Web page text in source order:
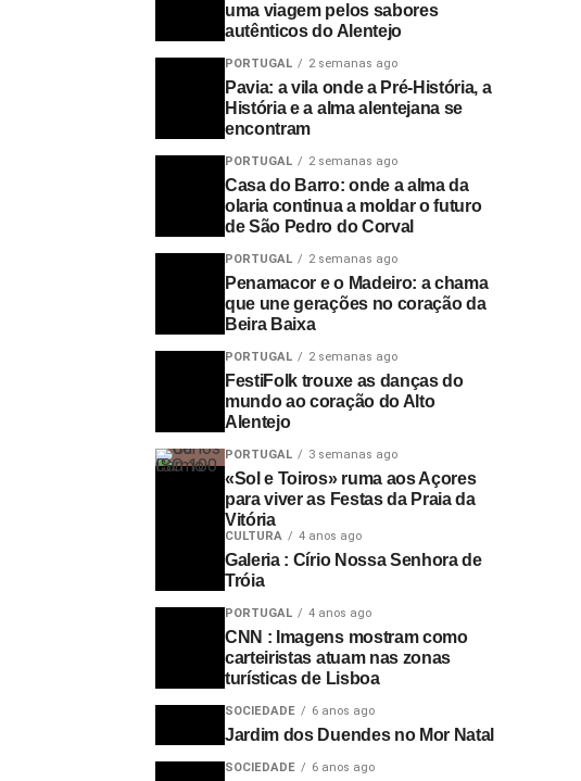
uma viagem pelos sabores
autênticos do Alentejo
PORTUGAL 2 semanas ago
Pavia: a vila onde a Pré-História, a
História e a alma alentejana se
encontram
PORTUGAL 2 semanas ago
Casa do Barro: onde a alma da
olaria continua a moldar o futuro
de São Pedro do Corval
PORTUGAL 2 semanas ago
Penamacor e o Madeiro: a chama
que une gerações no coração da
Beira Baixa
PORTUGAL 2 semanas ago
FestiFolk trouxe as danças do
mundo ao coração do Alto
Alentejo
PORTUGAL 3 semanas ago
«Sol e Toiros» ruma aos Açores
para viver as Festas da Praia da
Vitória
CULTURA 4 anos ago
Galeria : Círio Nossa Senhora de
Tróia
PORTUGAL 4 anos ago
CNN : Imagens mostram como
carteiristas atuam nas zonas
turísticas de Lisboa
SOCIEDADE 6 anos ago
Jardim dos Duendes no Mor Natal
SOCIEDADE 6 anos ago